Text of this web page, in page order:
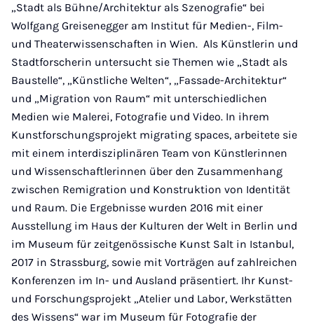
„Stadt als Bühne/Architektur als Szenografie“ bei
Wolfgang Greisenegger am Institut für Medien-, Film-
und Theaterwissenschaften in Wien. Als Künstlerin und
Stadtforscherin untersucht sie Themen wie „Stadt als
Baustelle“, „Künstliche Welten“, „Fassade-Architektur“
und „Migration von Raum“ mit unterschiedlichen
Medien wie Malerei, Fotografie und Video. In ihrem
Kunstforschungsprojekt migrating spaces, arbeitete sie
mit einem interdisziplinären Team von Künstlerinnen
und Wissenschaftlerinnen über den Zusammenhang
zwischen Remigration und Konstruktion von Identität
und Raum. Die Ergebnisse wurden 2016 mit einer
Ausstellung im Haus der Kulturen der Welt in Berlin und
im Museum für zeitgenössische Kunst Salt in Istanbul,
2017 in Strassburg, sowie mit Vorträgen auf zahlreichen
Konferenzen im In- und Ausland präsentiert. Ihr Kunst-
und Forschungsprojekt „Atelier und Labor, Werkstätten
des Wissens“ war im Museum für Fotografie der